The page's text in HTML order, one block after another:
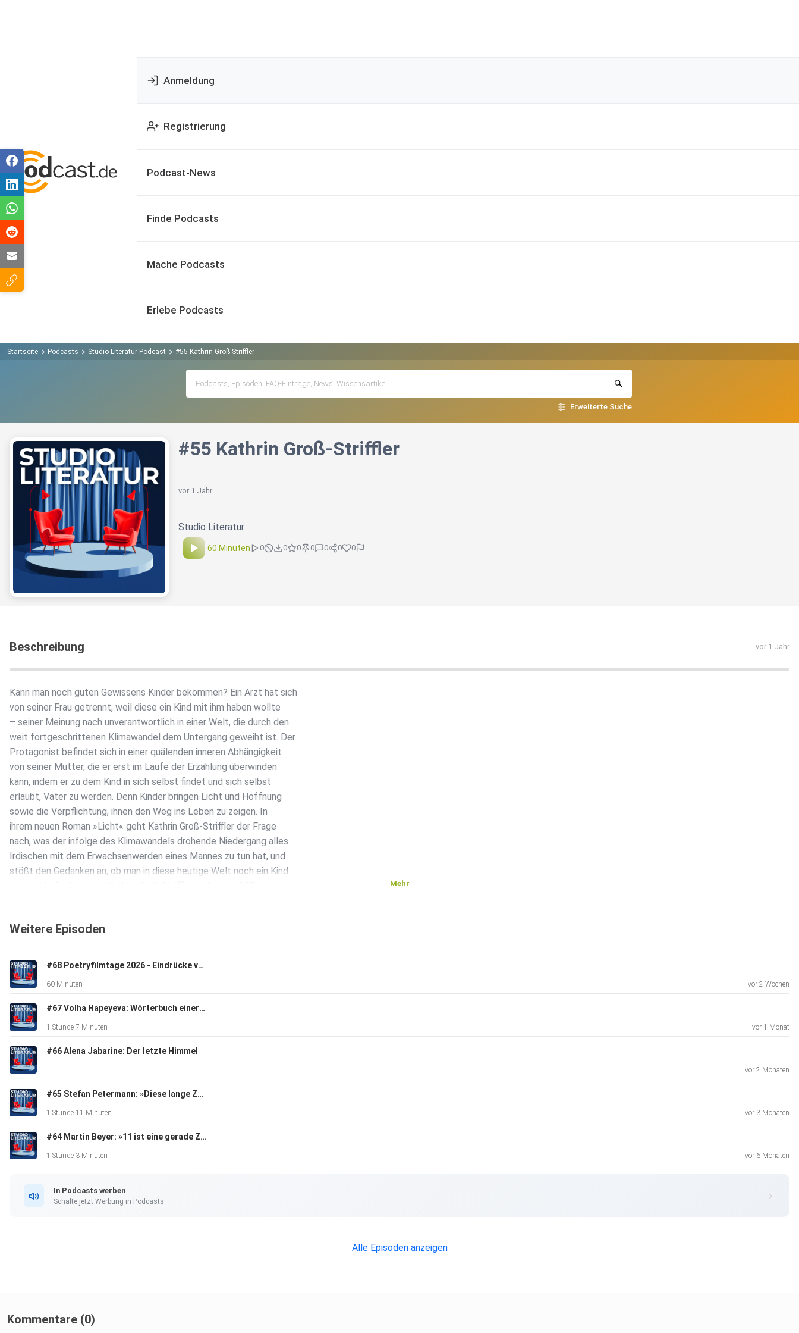
Anmeldung
Registrierung
Podcast-News
Finde Podcasts
Mache Podcasts
Erlebe Podcasts
Startseite Podcasts Studio Literatur Podcast #55 Kathrin Groß-Striffler
Erweiterte Suche
#55 Kathrin Groß-Striffler
vor 1 Jahr
Studio Literatur
60 Minuten 0 0 0 0 0 0 0
Beschreibung vor 1 Jahr
Kann man noch guten Gewissens Kinder bekommen? Ein Arzt hat sich
von seiner Frau getrennt, weil diese ein Kind mit ihm haben wollte
– seiner Meinung nach unverantwortlich in einer Welt, die durch den
weit fortgeschrittenen Klimawandel dem Untergang geweiht ist. Der
Protagonist befindet sich in einer quälenden inneren Abhängigkeit
von seiner Mutter, die er erst im Laufe der Erzählung überwinden
kann, indem er zu dem Kind in sich selbst findet und sich selbst
erlaubt, Vater zu werden. Denn Kinder bringen Licht und Hoffnung
sowie die Verpflichtung, ihnen den Weg ins Leben zu zeigen. In
ihrem neuen Roman »Licht« geht Kathrin Groß-Striffler der Frage
nach, was der infolge des Klimawandels drohende Niedergang alles
Irdischen mit dem Erwachsenwerden eines Mannes zu tun hat, und
stößt den Gedanken an, ob man in diese heutige Welt noch ein Kind
Marburger Literaturpreis geehrt. 2022 erhielt sie das
erschien zuletzt ihr Erzählungsband »Cleopatra & Fleischsalat«
(2022). Moderation: André Schinkel
Mehr
Weitere Episoden
#68 Poetryfilmtage 2026 - Eindrücke vom Festival
60 Minuten vor 2 Wochen
#67 Volha Hapeyeva: Wörterbuch einer Nomadin
1 Stunde 7 Minuten vor 1 Monat
#66 Alena Jabarine: Der letzte Himmel
vor 2 Monaten
#65 Stefan Petermann: »Diese lange Zeit in der Sonne«
1 Stunde 11 Minuten vor 3 Monaten
#64 Martin Beyer: »11 ist eine gerade Zahl«
1 Stunde 3 Minuten vor 6 Monaten
In Podcasts werben
Schalte jetzt Werbung in Podcasts.
Alle Episoden anzeigen
Kommentare (0)